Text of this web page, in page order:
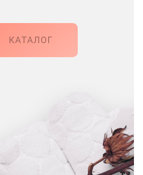
КАТАЛОГ